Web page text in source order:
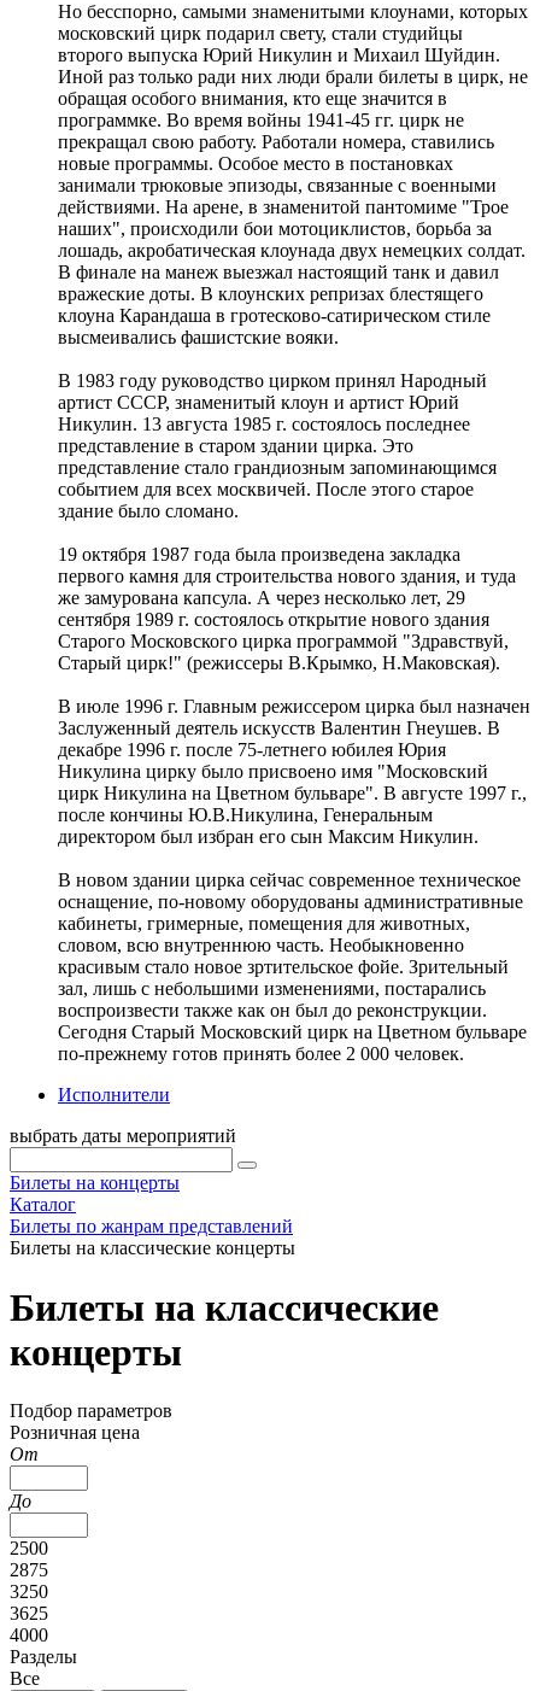
Но бесспорно, самыми знаменитыми клоунами, которых
московский цирк подарил свету, стали студийцы
второго выпуска Юрий Никулин и Михаил Шуйдин.
Иной раз только ради них люди брали билеты в цирк, не
обращая особого внимания, кто еще значится в
программке. Во время войны 1941-45 гг. цирк не
прекращал свою работу. Работали номера, ставились
новые программы. Особое место в постановках
занимали трюковые эпизоды, связанные с военными
действиями. На арене, в знаменитой пантомиме "Трое
наших", происходили бои мотоциклистов, борьба за
лошадь, акробатическая клоунада двух немецких солдат.
В финале на манеж выезжал настоящий танк и давил
вражеские доты. В клоунских репризах блестящего
клоуна Карандаша в гротесково-сатирическом стиле
высмеивались фашистские вояки.
В 1983 году руководство цирком принял Народный
артист СССР, знаменитый клоун и артист Юрий
Никулин. 13 августа 1985 г. состоялось последнее
представление в старом здании цирка. Это
представление стало грандиозным запоминающимся
событием для всех москвичей. После этого старое
здание было сломано.
19 октября 1987 года была произведена закладка
первого камня для строительства нового здания, и туда
же замурована капсула. А через несколько лет, 29
сентября 1989 г. состоялось открытие нового здания
Старого Московского цирка программой "Здравствуй,
Старый цирк!" (режиссеры В.Крымко, Н.Маковская).
В июле 1996 г. Главным режиссером цирка был назначен
Заслуженный деятель искусств Валентин Гнеушев. В
декабре 1996 г. после 75-летнего юбилея Юрия
Никулина цирку было присвоено имя "Московский
цирк Никулина на Цветном бульваре". В августе 1997 г.,
после кончины Ю.В.Никулина, Генеральным
директором был избран его сын Максим Никулин.
В новом здании цирка сейчас современное техническое
оснащение, по-новому оборудованы административные
кабинеты, гримерные, помещения для животных,
словом, всю внутреннюю часть. Необыкновенно
красивым стало новое зртительское фойе. Зрительный
зал, лишь с небольшими изменениями, постарались
воспроизвести также как он был до реконструкции.
Сегодня Старый Московский цирк на Цветном бульваре
по-прежнему готов принять более 2 000 человек.
Исполнители
выбрать даты мероприятий
Билеты на концерты
Каталог
Билеты по жанрам представлений
Билеты на классические концерты
Билеты на классические
концерты
Подбор параметров
Розничная цена
От
До
2500
2875
3250
3625
4000
Разделы
Все